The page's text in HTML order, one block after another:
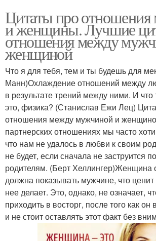
Цитаты про
и женщины. Лучшие
отношения между
женщиной
Что я для тебя, тем и ты будешь для
Манн)Охлаждение отношений между
в результате трений между ними. И
это, физика? (Станислав Ежи Лец)
отношения между мужчиной и
партнерских отношениях мы часто
что нам не удалось в любви к своим
не будет, если сначала не заструится
родителям. (Берт Хеллингер)Женщина
должна показывать мужчине, что ценит
нее делает. Это, однако, не означает,
приходить в восторг, после того как
и не стоит оставлять этот факт без